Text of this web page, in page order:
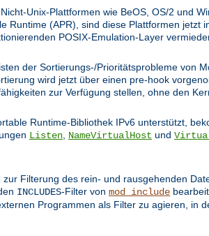
Unix-Plattformen wie BeOS, OS/2 und
Runtime (APR), sind diese Plattformen jetzt
POSIX-Emulation-Layer
der Sortierungs-/Prioritätsprobleme von
wird jetzt über einen pre-hook
zur Verfügung stellen, ohne den
Runtime-Bibliothek IPv6 unterstützt,
Listen NameVirtualHost und
Filterung des rein- und rausgehenden
INCLUDES-Filter von mod_include
Programmen als Filter zu agieren, in